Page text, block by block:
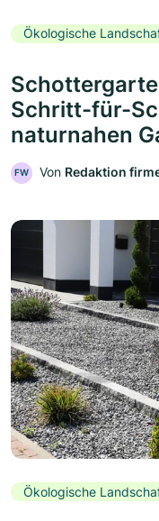
Ökologische
Schritt-für-
naturnahen
FW Von Redaktion
Ökologische